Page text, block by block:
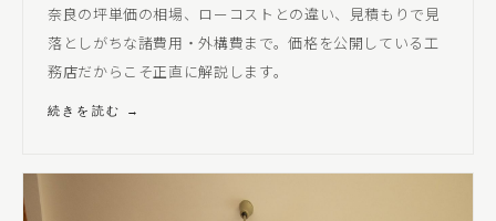
奈良の坪単価の相場、ローコストとの違い、見積もりで見
落としがちな諸費用・外構費まで。価格を公開している工
務店だからこそ正直に解説します。
続きを読む →